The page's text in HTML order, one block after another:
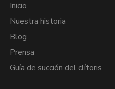
Inicio
Nuestra historia
Blog
Prensa
Guía de succión del clítoris